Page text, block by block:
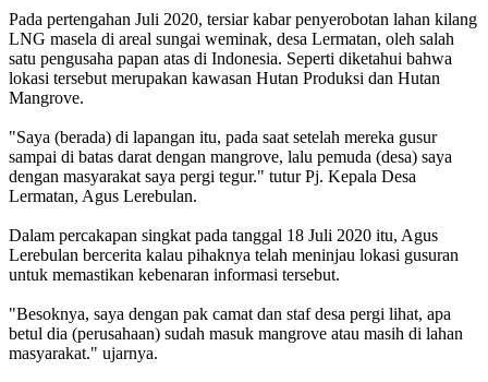
Pada pertengahan Juli 2020, tersiar kabar penyerobotan lahan kilang
LNG masela di areal sungai weminak, desa Lermatan, oleh salah
satu pengusaha papan atas di Indonesia. Seperti diketahui bahwa
lokasi tersebut merupakan kawasan Hutan Produksi dan Hutan
Mangrove.
"Saya (berada) di lapangan itu, pada saat setelah mereka gusur
sampai di batas darat dengan mangrove, lalu pemuda (desa) saya
dengan masyarakat saya pergi tegur." tutur Pj. Kepala Desa
Lermatan, Agus Lerebulan.
Dalam percakapan singkat pada tanggal 18 Juli 2020 itu, Agus
Lerebulan bercerita kalau pihaknya telah meninjau lokasi gusuran
untuk memastikan kebenaran informasi tersebut.
"Besoknya, saya dengan pak camat dan staf desa pergi lihat, apa
betul dia (perusahaan) sudah masuk mangrove atau masih di lahan
masyarakat." ujarnya.